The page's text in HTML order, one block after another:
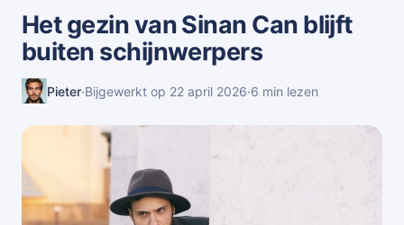
Het gezin van Sinan Can blijft
buiten schijnwerpers
Pieter·Bijgewerkt op 22 april 2026·6 min lezen